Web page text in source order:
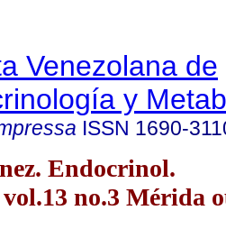
Venezolana de
y
ISSN 1690-
Endocrinol.
no.3 Mérida